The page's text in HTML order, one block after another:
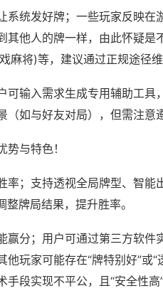
系统发好牌；一些玩家反映
其他人的牌一样，由此怀疑
麻将)等，建议通过正规途径维
可输入需求生成专用辅助工具
（如与好友对局），但需注意
与特色！
率；支持透视全局牌型、智
牌局结果，提升胜率。
赢分；用户可通过第三方软件
他玩家可能存在“牌特别好”或
段实现不平公，且“安全性高